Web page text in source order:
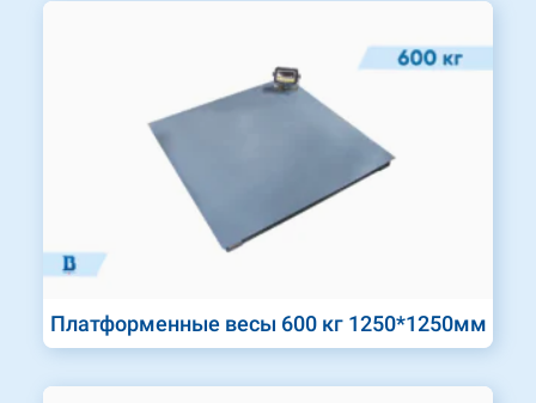
Платформенные весы 600 кг 1250*1250мм